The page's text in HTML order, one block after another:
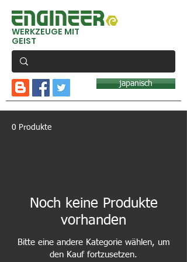
WERKZEUGE MIT
GEIST
japanisch
0 Produkte
Noch keine Produkte
vorhanden
Bitte eine andere Kategorie wählen, um
den Kauf fortzusetzen.